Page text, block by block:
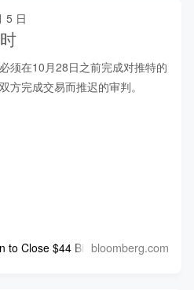
5 日
须在10月28日之前完成对推特的
方完成交易而推迟的审判。
to Close $44 Billion Deal Begins
bloomberg.com